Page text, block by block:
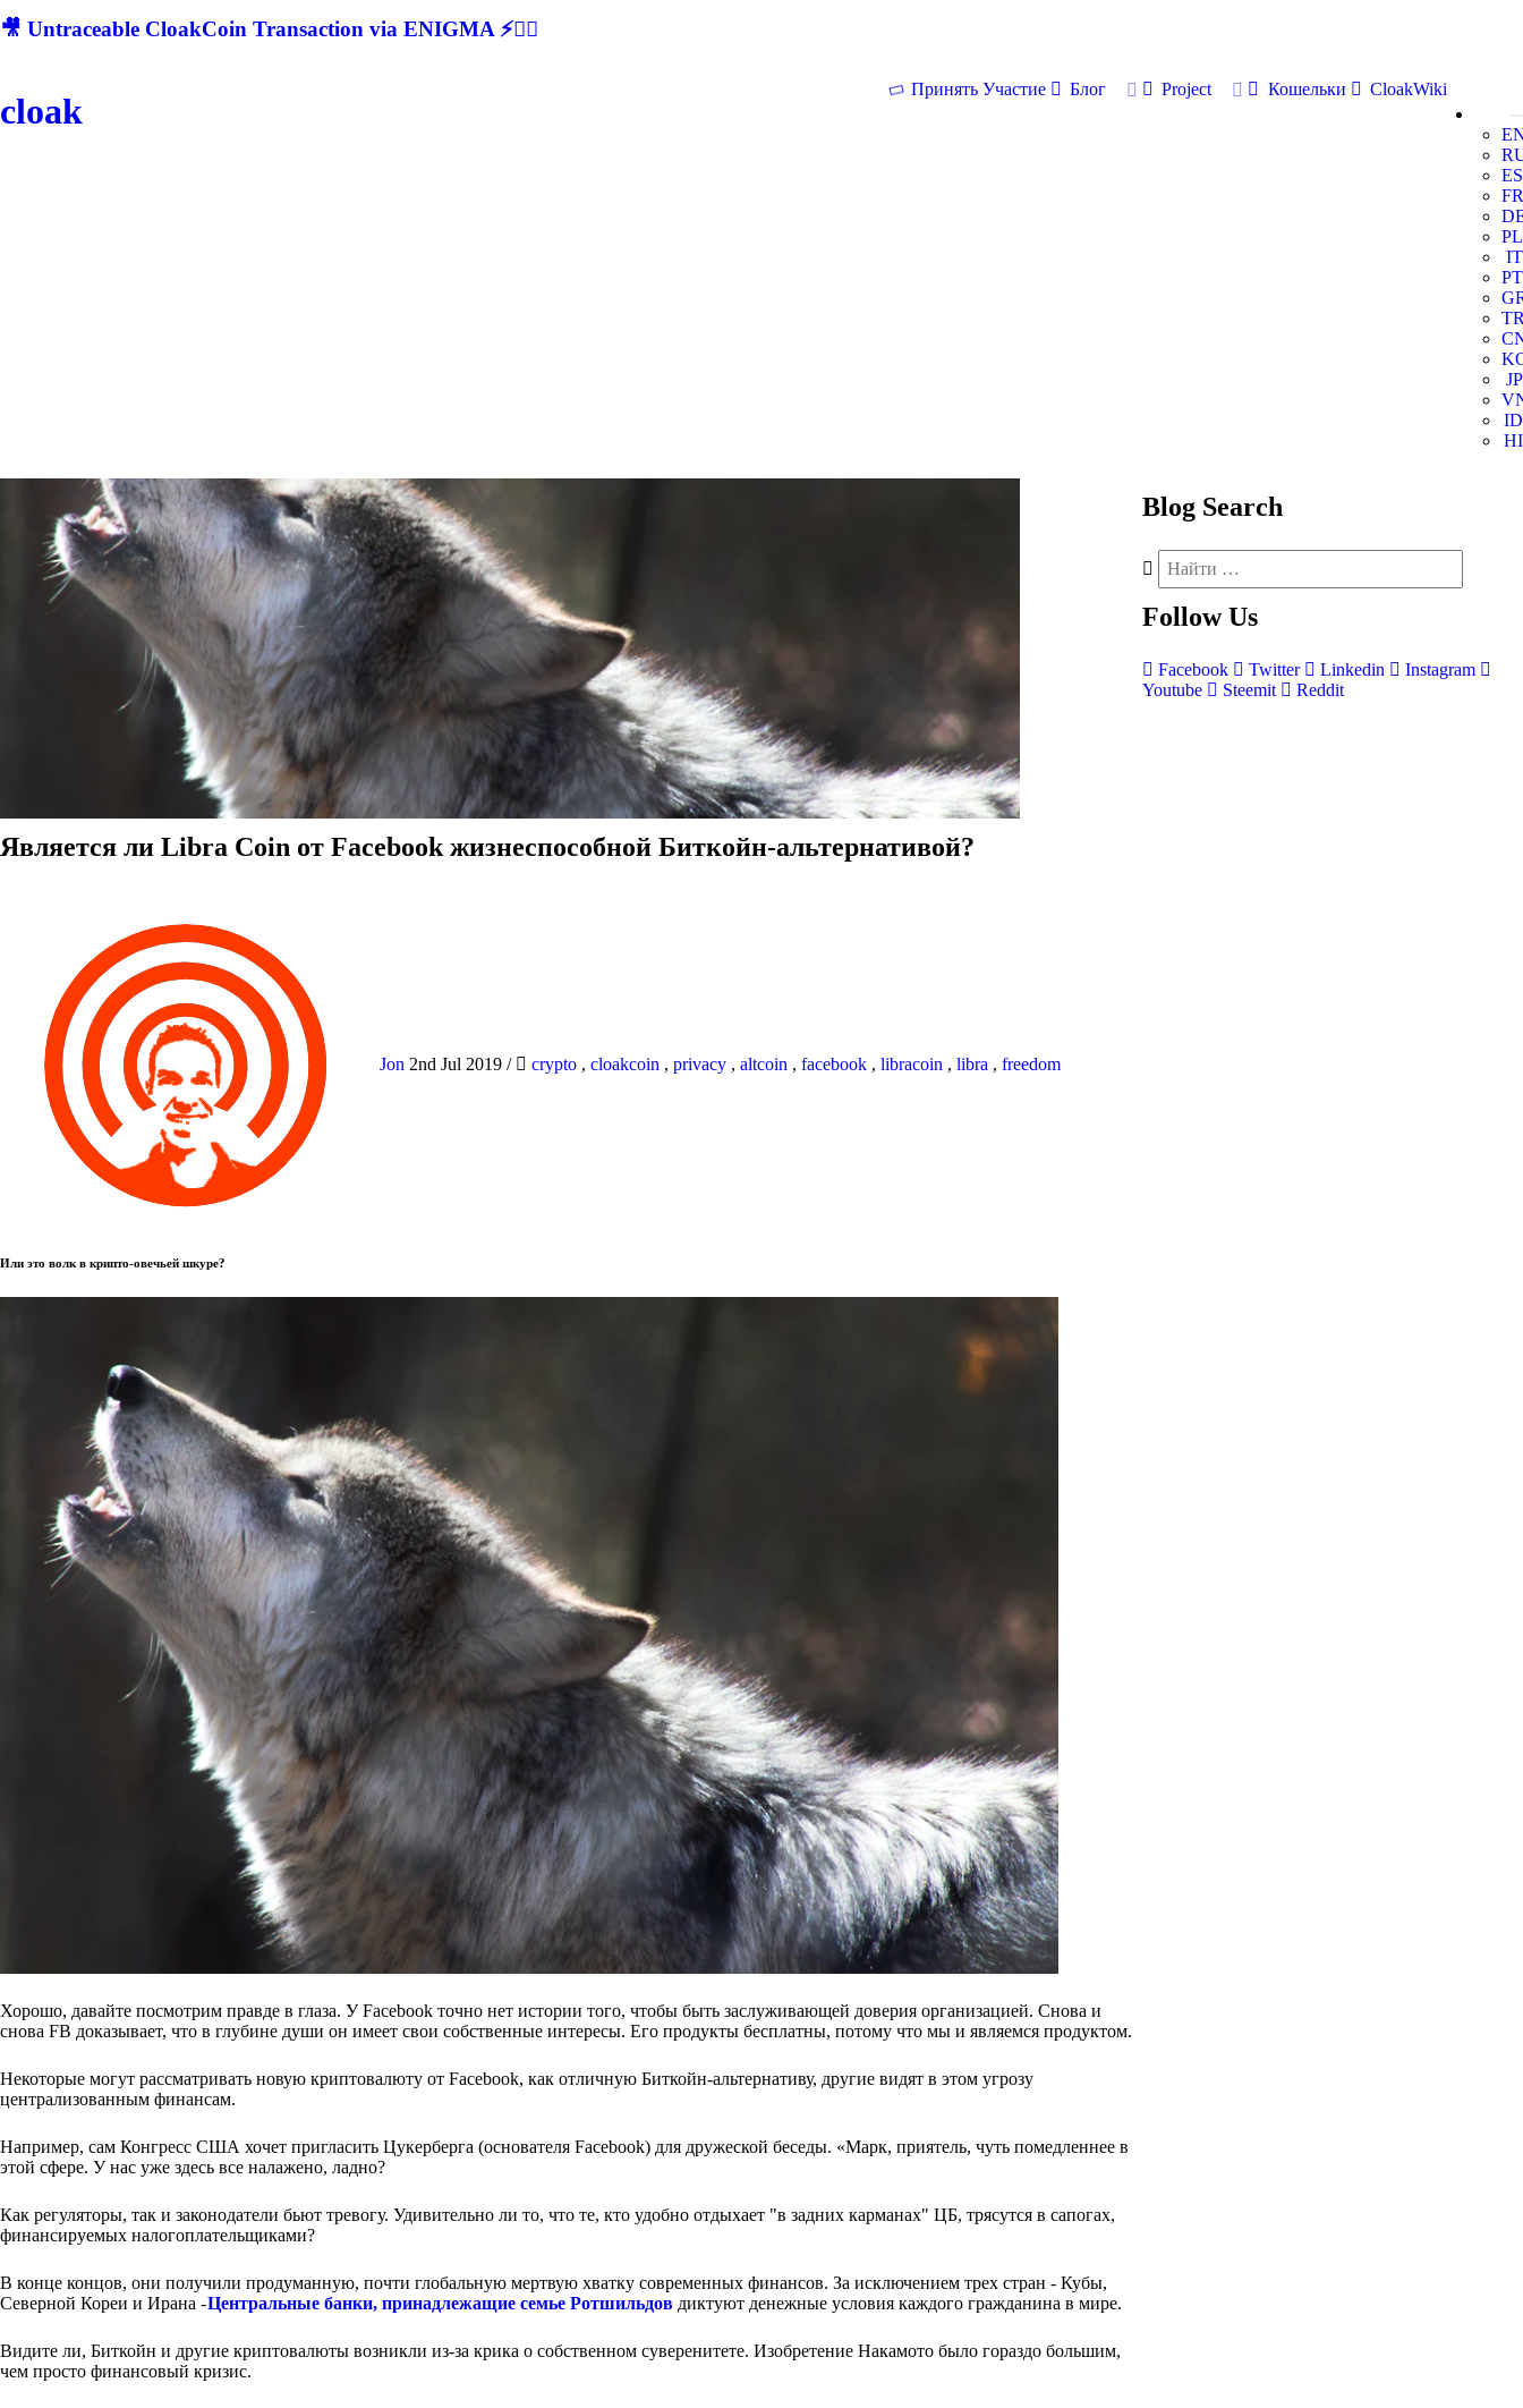
🎥 Untraceable CloakCoin Transaction via ENIGMA ⚡🕵‍♂
cloak
Принять Участие Блог Project Кошельки
CloakWiki
ES
FR
PL
IT
PT
JP
ID
HI
Является ли Libra Coin от Facebook жизнеспособной Биткойн-альтернативой?
Jon 2nd Jul 2019 / crypto , cloakcoin , privacy , altcoin , facebook , libracoin , libra , freedom
Или это волк в крипто-овечьей шкуре?
Хорошо, давайте посмотрим правде в глаза. У Facebook точно нет истории того, чтобы быть заслуживающей доверия организацией. Снова и
снова FB доказывает, что в глубине души он имеет свои собственные интересы. Его продукты бесплатны, потому что мы и являемся продуктом.
Некоторые могут рассматривать новую криптовалюту от Facebook, как отличную Биткойн-альтернативу, другие видят в этом угрозу
централизованным финансам.
Например, сам Конгресс США хочет пригласить Цукерберга (основателя Facebook) для дружеской беседы. «Марк, приятель, чуть помедленнее в
этой сфере. У нас уже здесь все налажено, ладно?
Как регуляторы, так и законодатели бьют тревогу. Удивительно ли то, что те, кто удобно отдыхает "в задних карманах" ЦБ, трясутся в сапогах,
финансируемых налогоплательщиками?
В конце концов, они получили продуманную, почти глобальную мертвую хватку современных финансов. За исключением трех стран - Кубы,
Северной Кореи и Ирана -Центральные банки, принадлежащие семье Ротшильдов диктуют денежные условия каждого гражданина в мире.
Видите ли, Биткойн и другие криптовалюты возникли из-за крика о собственном суверенитете. Изобретение Накамото было гораздо большим,
чем просто финансовый кризис.
Blog Search
Follow Us
Facebook Twitter Linkedin
Instagram
Youtube
Steemit Reddit